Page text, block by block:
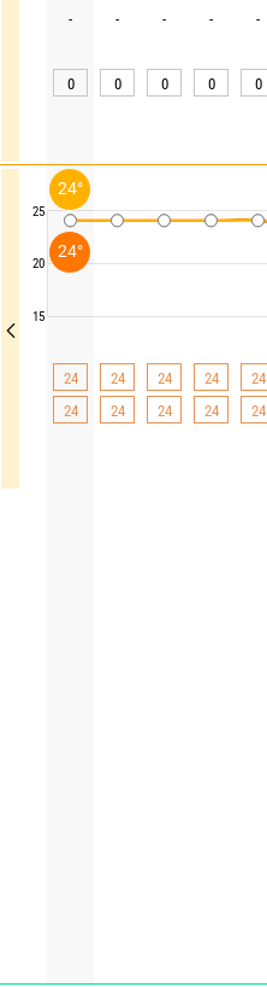
25
20
15
- - - - -
0 0 0 0 0
24 24 24 24 24
24
24 24 24 24
24°
24°